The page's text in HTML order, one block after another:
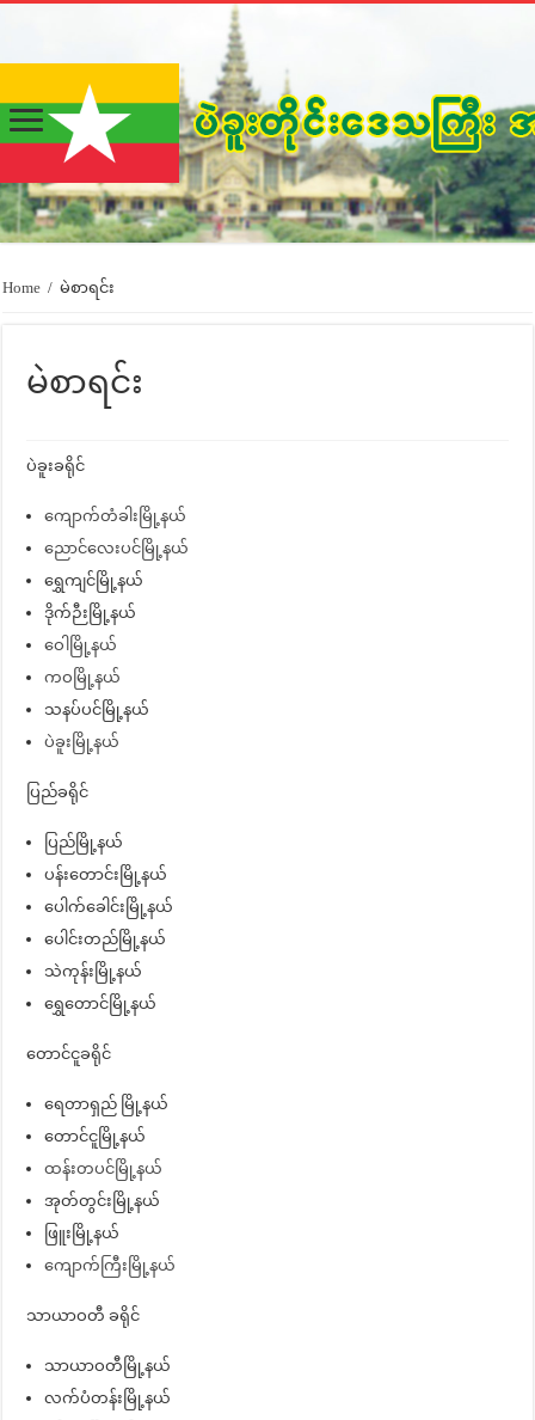
Home / မဲစာရင်း
မဲစာရင်း
ပဲခူးခရိုင်
ကျောက်တံခါးမြို့နယ်
ညောင်လေးပင်မြို့နယ်
ရွှေကျင်မြို့နယ်
ဒိုက်ဉီးမြို့နယ်
ဝေါမြို့နယ်
ကဝမြို့နယ်
သနပ်ပင်မြို့နယ်
ပဲခူးမြို့နယ်
ပြည်ခရိုင်
ပြည်မြို့နယ်
ပန်းတောင်းမြို့နယ်
ပေါက်ခေါင်းမြို့နယ်
ပေါင်းတည်မြို့နယ်
သဲကုန်းမြို့နယ်
ရွှေတောင်မြို့နယ်
တောင်ငူခရိုင်
ရေတာရှည် မြို့နယ်
တောင်ငူမြို့နယ်
ထန်းတပင်မြို့နယ်
အုတ်တွင်းမြို့နယ်
ဖြူးမြို့နယ်
ကျောက်ကြီးမြို့နယ်
သာယာဝတီ ခရိုင်
သာယာဝတီမြို့နယ်
လက်ပံတန်းမြို့နယ်